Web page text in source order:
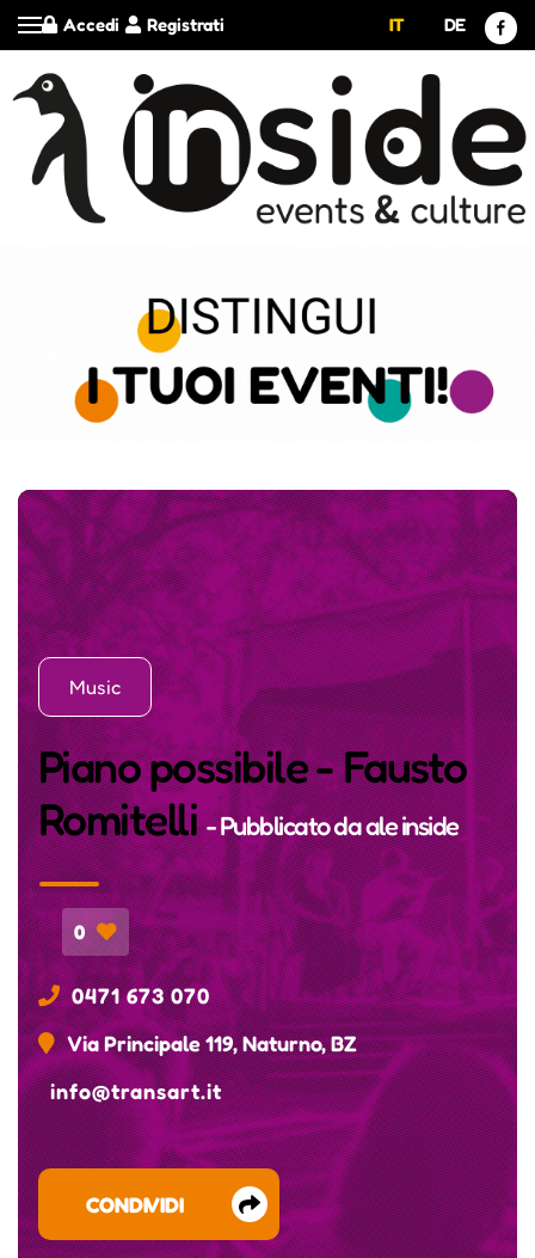
Registrati
Accedi IT DE
Music
Piano possibile - Fausto
Romitelli- Pubblicato daale inside
0
0471 673 070
Via Principale 119, Naturno, BZ
info@transart.it
CONDIVIDI